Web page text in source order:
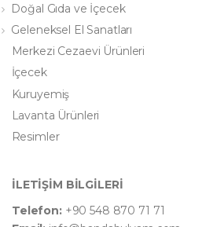
Doğal Gıda ve İçecek
Geleneksel El Sanatları
Merkezi Cezaevi Ürünleri
İçecek
Kuruyemiş
Lavanta Ürünleri
Resimler
İLETİŞİM BİLGİLERİ
Telefon: +90 548 870 71 71